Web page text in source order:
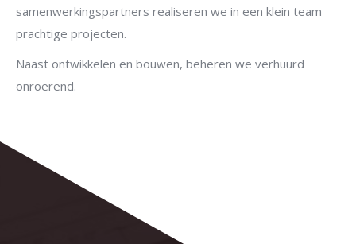
samenwerkingspartners realiseren we in een klein team
prachtige projecten.
Naast ontwikkelen en bouwen, beheren we verhuurd
onroerend.